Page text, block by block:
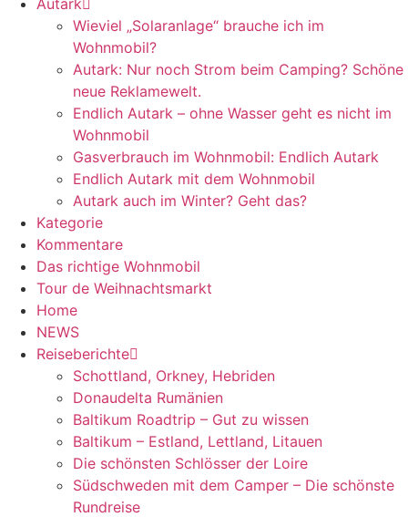
Autark
Wieviel „Solaranlage“ brauche ich im
Wohnmobil?
Autark: Nur noch Strom beim Camping? Schöne
neue Reklamewelt.
Endlich Autark – ohne Wasser geht es nicht im
Wohnmobil
Gasverbrauch im Wohnmobil: Endlich Autark
Endlich Autark mit dem Wohnmobil
Autark auch im Winter? Geht das?
Kategorie
Kommentare
Das richtige Wohnmobil
Tour de Weihnachtsmarkt
Home
NEWS
Reiseberichte
Schottland, Orkney, Hebriden
Donaudelta Rumänien
Baltikum Roadtrip – Gut zu wissen
Baltikum – Estland, Lettland, Litauen
Die schönsten Schlösser der Loire
Südschweden mit dem Camper – Die schönste
Rundreise